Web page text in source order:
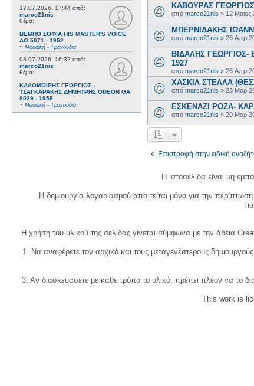
17.07.2026, 17:44 από:
marco21nis
θέμα:
ΒΕΜΠΟ ΣΟΦΙΑ HIS MASTER'S VOICE
AO 5071 - 1952
~ Μουσική - Τραγούδια
08.07.2026, 16:32 από:
marco21nis
θέμα:
ΚΑΛΟΜΟΙΡΗΣ ΓΕΩΡΓΙΟΣ -
ΤΣΑΓΚΑΡΑΚΗΣ ΔΗΜΗΤΡΗΣ ODEON GA
8029 - 1958
~ Μουσική - Τραγούδια
ΚΑΒΟΥΡΑΣ
από marco21nis » 12 Μάιος
ΜΠΕΡΝΙΔΑΚΗΣ
από marco21nis » 26 Απρ
ΒΙΔΑΛΗΣ ΓΕΩΡΓΙΟΣ-
1927
από marco21nis » 26 Απρ
ΧΑΣΚΙΛ ΣΤΕΛΛΑ
από marco21nis » 23 Μαρ
ΕΣΚΕΝΑΖΙ ΡΟΖΑ-
από marco21nis » 20 Μαρ
Επιστροφή στην ειδική
Η ιστοσελίδα είναι μη
Η δημιουργία λογαριασμού απαιτείται μόνο για την
Η χρήση του υλικού της σελίδας γίνεται σύμφωνα με την άδεια
1. Να αναφέρετε τον αρχικό και τους μεταγενέστερους
3. Αν διασκευάσετε με κάθε τρόπο το υλικό, πρέπει πλέον να το
This work is